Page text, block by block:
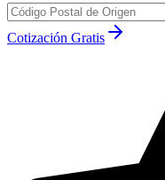
Cotización Gratis